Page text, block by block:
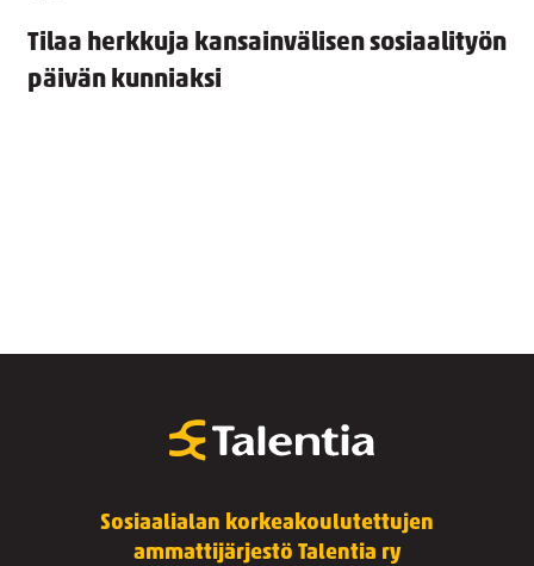
Tilaa herkkuja kansainvälisen sosiaalityön
päivän kunniaksi
Sosiaalialan korkeakoulutettujen
ammattijärjestö Talentia ry